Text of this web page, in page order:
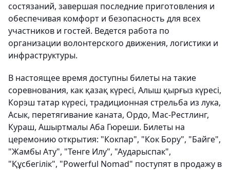
состязаний, завершая последние приготовления и
обеспечивая комфорт и безопасность для всех
участников и гостей. Ведется работа по
организации волонтерского движения, логистики и
инфраструктуры.
В настоящее время доступны билеты на такие
соревнования, как қазақ күресі, Алыш қырғыз күресі,
Корэш татар күресі, традиционная стрельба из лука,
Асык, перетягивание каната, Ордо, Мас-Рестлинг,
Кураш, Ашыртмалы Аба Гюреши. Билеты на
церемонию открытия: "Кокпар", "Кок Бору", "Байге",
"Жамбы Ату", "Тенге Илу", "Аударыспак",
"Құсбегілік", "Powerful Nomad" поступят в продажу в